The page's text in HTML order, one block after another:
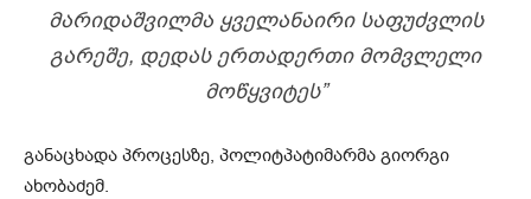
ᲛᲐᲠᲘᲓᲐᲨᲕᲘᲚᲛᲐ ᲧᲕᲔᲚᲐᲜᲐᲘᲠᲘ ᲡᲐᲤᲣᲫᲕᲚᲘᲡ
ᲒᲐᲠᲔᲨᲔ, ᲓᲔᲓᲐᲡ ᲔᲠᲗᲐᲓᲔᲠᲗᲘ ᲛᲝᲛᲕᲚᲔᲚᲘ
ᲛᲝᲬᲧᲕᲘᲢᲔᲡ”
განაცხადა პროცესზე, პოლიტპატიმარმა გიორგი
ახობაძემ.